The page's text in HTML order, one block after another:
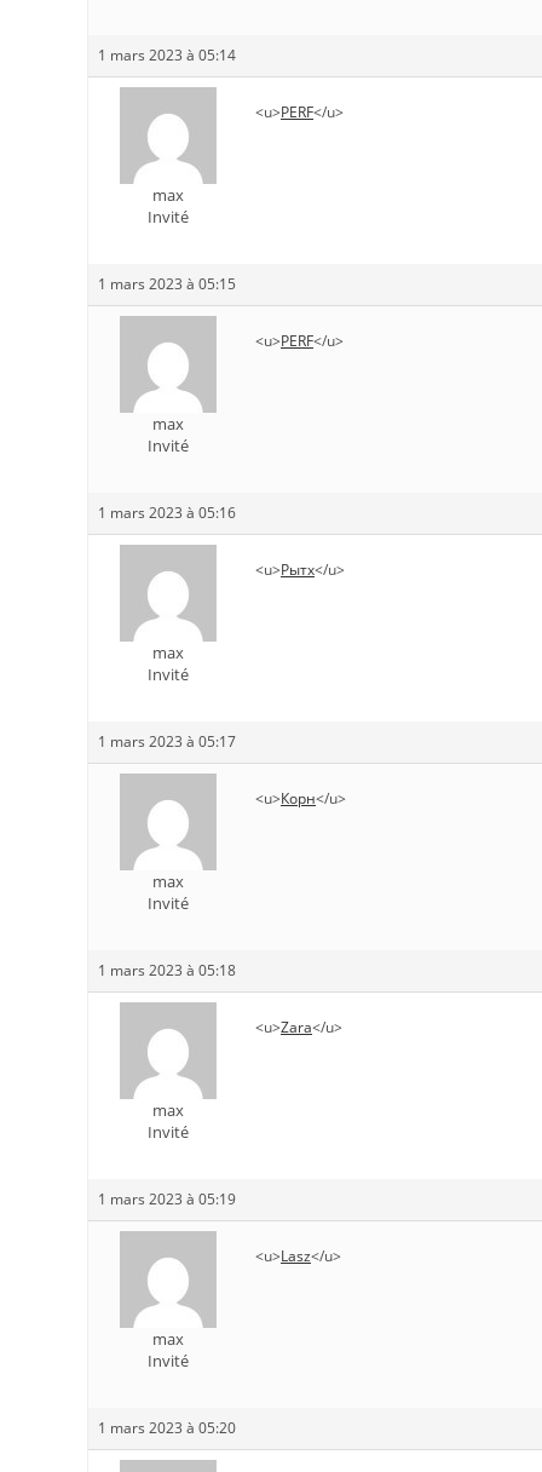
1 mars 2023 à 05:14
max
Invité
<u>PERF</u>
1 mars 2023 à 05:15
max
Invité
<u>PERF</u>
1 mars 2023 à 05:16
max
Invité
<u>Рытх</u>
1 mars 2023 à 05:17
max
Invité
<u>Корн</u>
1 mars 2023 à 05:18
max
Invité
<u>Zara</u>
1 mars 2023 à 05:19
max
Invité
<u>Lasz</u>
1 mars 2023 à 05:20